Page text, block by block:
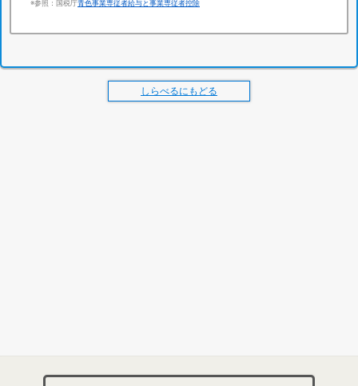
※参照：国税庁青色事業専従者給与と事業専従者控除
しらべるにもどる